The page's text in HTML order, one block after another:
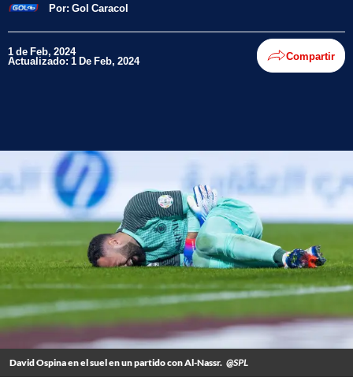
Por: Gol Caracol
1 de Feb, 2024
Actualizado: 1 De Feb, 2024 Compartir
David Ospina en el suel en un partido con Al-Nassr. @SPL